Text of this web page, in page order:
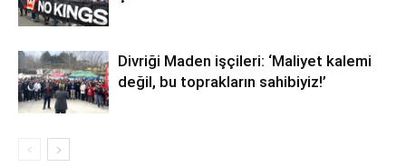
Divriği Maden işçileri: ‘Maliyet kalemi
değil, bu toprakların sahibiyiz!’